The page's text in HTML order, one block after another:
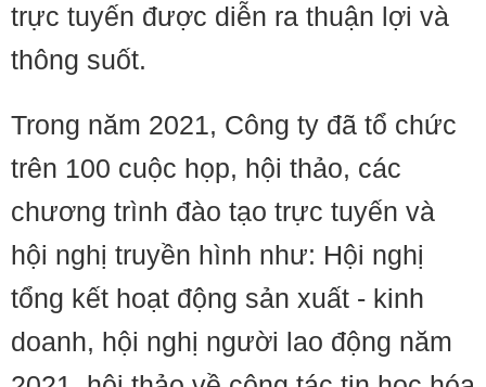
trực tuyến được diễn ra thuận lợi và
thông suốt.
Trong năm 2021, Công ty đã tổ chức
trên 100 cuộc họp, hội thảo, các
chương trình đào tạo trực tuyến và
hội nghị truyền hình như: Hội nghị
tổng kết hoạt động sản xuất - kinh
doanh, hội nghị người lao động năm